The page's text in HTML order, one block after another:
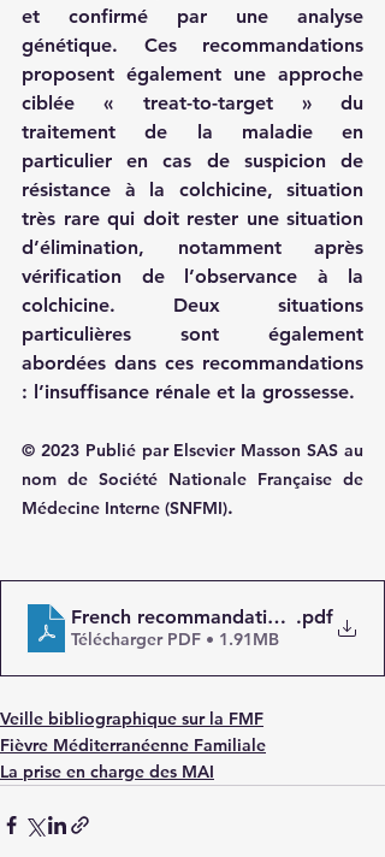
et confirmé par une analyse
génétique. Ces recommandations
proposent également une approche
ciblée « treat-to-target » du
traitement de la maladie en
particulier en cas de suspicion de
résistance à la colchicine, situation
très rare qui doit rester une situation
d’élimination, notamment après
vérification de l’observance à la
colchicine. Deux situations
particulières sont également
abordées dans ces recommandations
: l’insuffisance rénale et la grossesse.
© 2023 Publié par Elsevier Masson SAS au
nom de Société Nationale Française de
Médecine Interne (SNFMI).
French recommandation for the
.pdf
Télécharger PDF • 1.91MB
Veille bibliographique sur la FMF
Fièvre Méditerranéenne Familiale
La prise en charge des MAI